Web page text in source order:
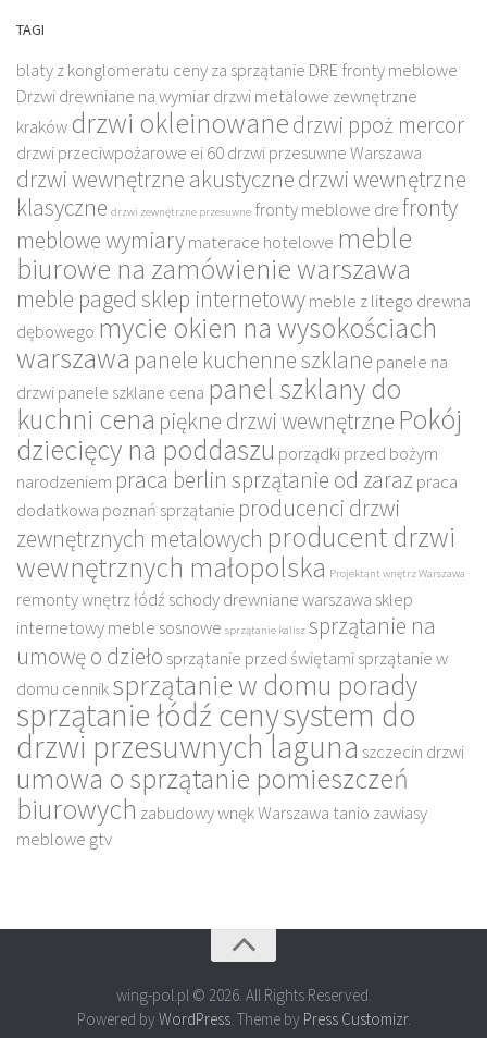
TAGI
blaty z konglomeratu ceny za sprzątanie DRE fronty meblowe
Drzwi drewniane na wymiardrzwi metalowe zewnętrzne
kraków drzwi okleinowanedrzwi ppoż mercor
drzwi przeciwpożarowe ei 60drzwi przesuwne Warszawa
drzwi wewnętrzne akustycznedrzwi wewnętrzne
klasyczne drzwi zewnętrzne przesuwne fronty meblowe drefronty
meblowe wymiarymaterace hotelowe meble
biurowe na zamówienie warszawa
meble paged sklep internetowymeble z litego drewna
dębowego mycie okien na wysokościach
warszawa panele kuchenne szklane panele na
drzwipanele szklane cena panel szklany do
kuchni cena piękne drzwi wewnętrzne Pokój
dziecięcy na poddaszu porządki przed bożym
narodzeniem praca berlin sprzątanie od zarazpraca
dodatkowa poznań sprzątanie producenci drzwi
zewnętrznych metalowych producent drzwi
wewnętrznych małopolska Projektant wnętrz Warszawa
remonty wnętrz łódź schody drewniane warszawa sklep
internetowy meble sosnowe sprzątanie kalisz sprzątanie na
umowę o dzieło sprzątanie przed świętamisprzątanie w
domu cenniksprzątanie w domu porady
sprzątanie łódź cenysystem do
drzwi przesuwnych laguna szczecin drzwi
umowa o sprzątanie pomieszczeń
biurowych zabudowy wnęk Warszawa tanio zawiasy
meblowe gtv
wing-pol.pl © 2026. All Rights Reserved.
Powered by WordPress. Theme by Press Customizr.